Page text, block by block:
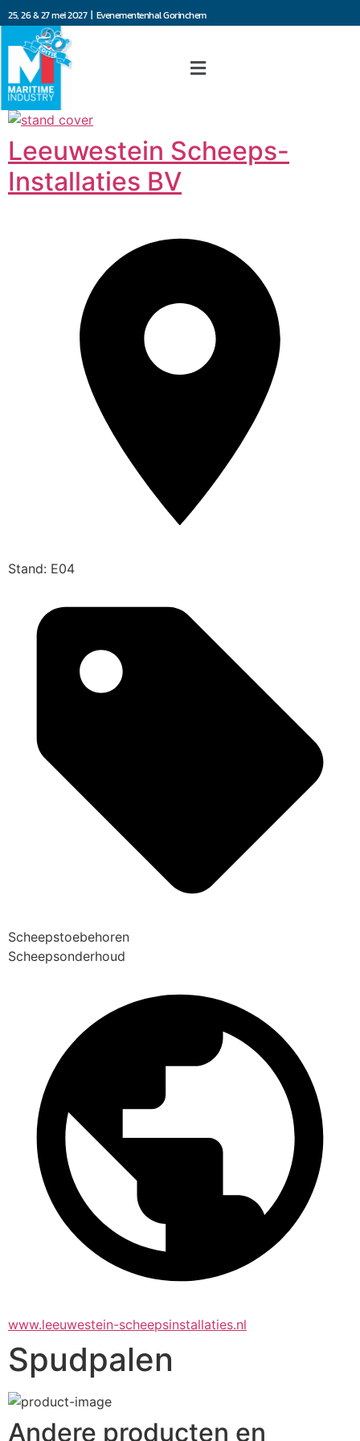
25, 26 & 27 mei 2027 | Evenementenhal Gorinchem
Leeuwestein Scheeps-
Installaties BV
Stand: E04
Scheepstoebehoren
Scheepsonderhoud
www.leeuwestein-scheepsinstallaties.nl
Spudpalen
Andere producten en